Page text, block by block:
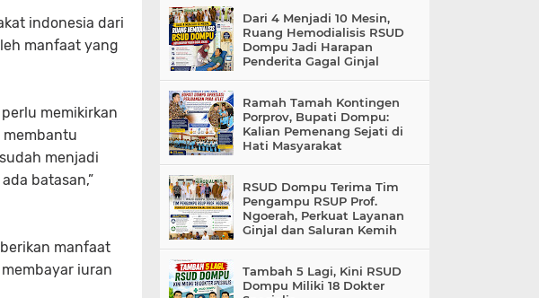
indonesia dari
manfaat yang
memikirkan
membantu
menjadi
batasan,”
manfaat
iuran
Dari 4 Menjadi 10 Mesin,
Ruang Hemodialisis RSUD
Dompu Jadi Harapan
Penderita Gagal Ginjal
Ramah Tamah Kontingen
Porprov, Bupati Dompu:
Kalian Pemenang Sejati di
Hati Masyarakat
RSUD Dompu Terima Tim
Pengampu RSUP Prof.
Ngoerah, Perkuat Layanan
Ginjal dan Saluran Kemih
Tambah 5 Lagi, Kini RSUD
Dompu Miliki 18 Dokter